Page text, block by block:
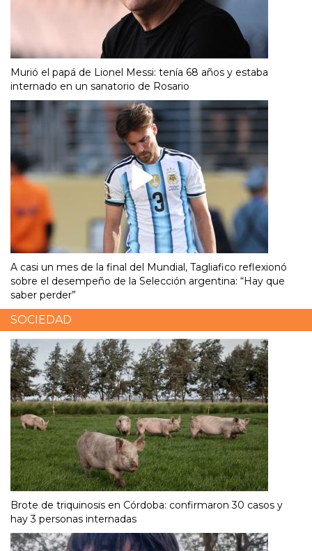
Murió el papá de Lionel Messi: tenía 68 años y estaba
internado en un sanatorio de Rosario
A casi un mes de la final del Mundial, Tagliafico reflexionó
sobre el desempeño de la Selección argentina: “Hay que
saber perder”
SOCIEDAD
Brote de triquinosis en Córdoba: confirmaron 30 casos y
hay 3 personas internadas